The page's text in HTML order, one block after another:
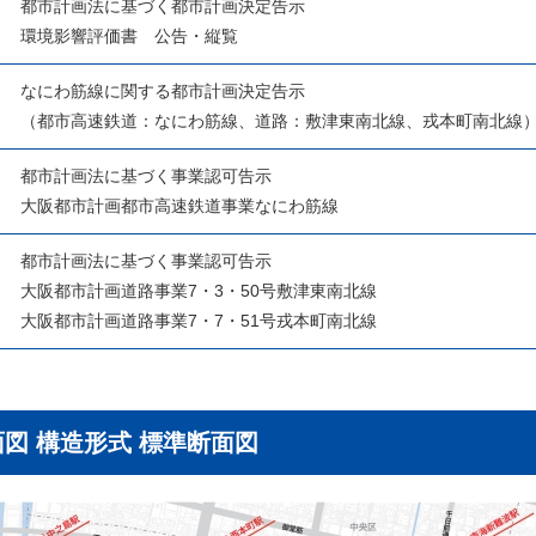
都市計画法に基づく都市計画決定告示
環境影響評価書 公告・縦覧
なにわ筋線に関する都市計画決定告示
（都市高速鉄道：なにわ筋線、道路：敷津東南北線、戎本町南北線
都市計画法に基づく事業認可告示
大阪都市計画都市高速鉄道事業なにわ筋線
都市計画法に基づく事業認可告示
大阪都市計画道路事業7・3・50号敷津東南北線
大阪都市計画道路事業7・7・51号戎本町南北線
構造形式 標準断面図